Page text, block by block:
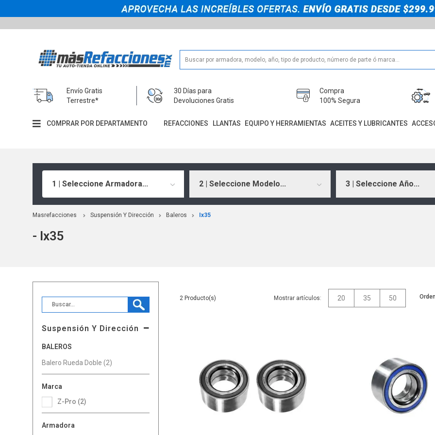
Envío Gratis
Terrestre*
30 Días para
Devoluciones Gratis
Compra
100% Segura
COMPRAR POR DEPARTAMENTO REFACCIONES LLANTAS EQUIPO Y HERRAMIENTAS ACEITES Y LUBRICANTES
1 | Seleccione Armadora... 2 | Seleccione Modelo... 3 | Seleccione Año...
Masrefacciones Suspensión Y Dirección Baleros Ix35
- Ix35
Suspensión Y Dirección
BALEROS
Balero Rueda Doble (2)
Marca
Z-Pro (2)
Armadora
2 Mostrar artículos: 20 35 50